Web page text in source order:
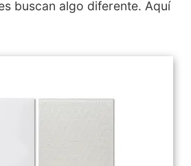
buscan algo diferente. Aquí